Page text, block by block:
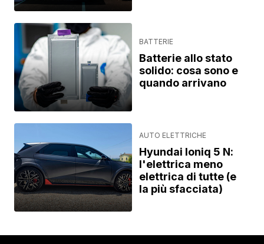
BATTERIE
Batterie allo stato
solido: cosa sono e
quando arrivano
AUTO ELETTRICHE
Hyundai Ioniq 5 N:
l'elettrica meno
elettrica di tutte (e
la più sfacciata)